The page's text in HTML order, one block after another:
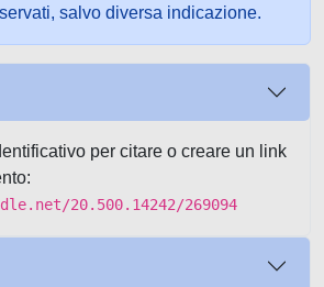
salvo diversa indicazione.
per citare o creare un link
20.500.14242/269094